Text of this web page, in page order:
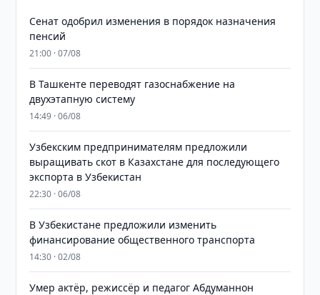
Сенат одобрил изменения в порядок назначения
пенсий
21:00 · 07/08
В Ташкенте переводят газоснабжение на
двухэтапную систему
14:49 · 06/08
Узбекским предпринимателям предложили
выращивать скот в Казахстане для последующего
экспорта в Узбекистан
22:30 · 06/08
В Узбекистане предложили изменить
финансирование общественного транспорта
14:30 · 02/08
Умер актёр, режиссёр и педагог Абдуманнон